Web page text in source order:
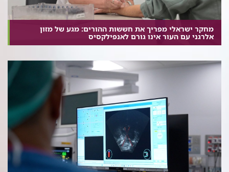
מחקר ישראלי מפריך את חששות ההורים: מגע של מזון
אלרגני עם העור אינו גורם לאנפילקסיס